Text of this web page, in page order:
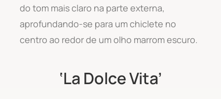
do tom mais claro na parte externa,
aprofundando-se para um chiclete no
centro ao redor de um olho marrom escuro.
‘La Dolce Vita’